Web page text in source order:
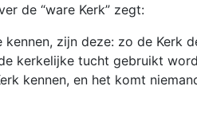
de “ware Kerk” zegt:
kennen, zijn deze: zo de
kerkelijke tucht gebruikt
kennen, en het komt